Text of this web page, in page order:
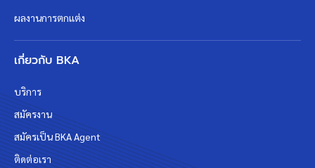
ผลงานการตกแต่ง
เกี่ยวกับ BKA
บริการ
สมัครงาน
สมัครเป็น BKA Agent
ติดต่อเรา